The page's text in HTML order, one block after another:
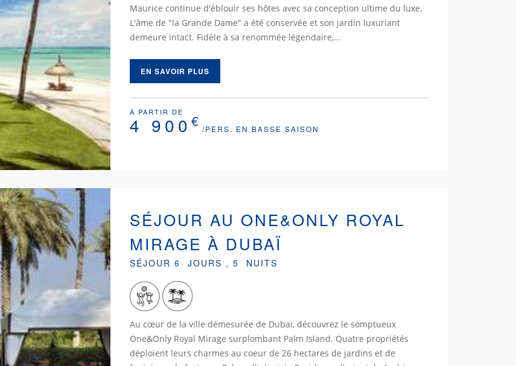
Maurice continue d'éblouir ses hôtes avec sa conception ultime du luxe.
L'âme de "la Grande Dame" a été conservée et son jardin luxuriant
demeure intact. Fidèle à sa renommée légendaire,...
EN SAVOIR PLUS
À PARTIR DE
4 900 € /PERS. EN BASSE SAISON
SÉJOUR AU ONE&ONLY ROYAL
MIRAGE À DUBAÏ
SÉJOUR 6 JOURS , 5 NUITS
Au cœur de la ville démesurée de Dubaï, découvrez le somptueux
One&Only Royal Mirage surplombant Palm Island. Quatre propriétés
déploient leurs charmes au coeur de 26 hectares de jardins et de